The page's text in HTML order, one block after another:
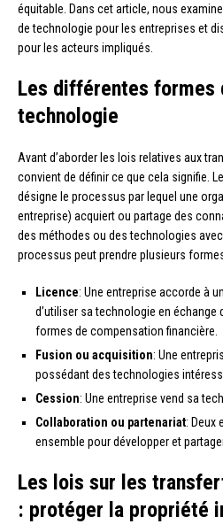
équitable. Dans cet article, nous
de technologie pour les entreprises et
pour les acteurs impliqués.
Les différentes formes
technologie
Avant d’aborder les lois relatives aux
convient de définir ce que cela signifie. Le
désigne le processus par lequel une
entreprise) acquiert ou partage des
des méthodes ou des technologies
processus peut prendre plusieurs
Licence: Une entreprise accorde à
d’utiliser sa technologie en échange
formes de compensation financière.
Fusion ou acquisition: Une
possédant des technologies
Cession: Une entreprise vend sa
Collaboration ou partenariat: Deux
ensemble pour développer et
Les lois sur les
: protéger la propriété